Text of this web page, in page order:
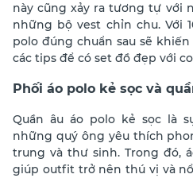
này cũng xảy ra tương tự với
những bộ vest chỉn chu. Với
polo đúng chuẩn sau sẽ
các tips để có set đồ đẹp với
Phối áo polo kẻ sọc và
Quần âu áo polo kẻ sọc là
những quý ông yêu thích
trung và thư sinh. Trong đó,
giúp outfit trở nên thú vị và